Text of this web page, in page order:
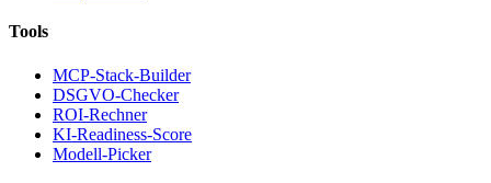
Tools
MCP-Stack-Builder
DSGVO-Checker
ROI-Rechner
KI-Readiness-Score
Modell-Picker